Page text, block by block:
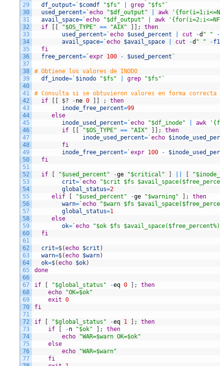
29
30
31
32
33
34
35
36
37
38
39
40
41
42
43
44
45
46
47
48
49
50
51
52
53
54
55
56
57
58
59
60
61
62
63
64
65
66
67
68
69
70
71
72
73
74
75
76
77
df_output= ` $comdf "$fs" grep "$fs" `
used_percent= ` echo "$df_output" awk
avail_space= `echo "$df_output" awk
if
"$OS_TYPE" == "AIX" ;
then
used_percent= `echo $used_percent cut -d " "
-
avail_space= ` echo $avail_space cut -d " " -f1
fi
free_percent= ` expr 100 - $used_percent `
# Obtiene los valores de INODO
df_inode= ` $inodo "$fs" grep "$fs" `
# Consulta si se obtuvieron valores en forma correcta
if
$? -ne 0 ;
then
inode_free_percent=99
else
inode_used_percent= `echo "$df_inode" awk
if
"$OS_TYPE" == "AIX" ;
then
inode_used_percent= `echo
fi
inode_free_percent= `expr 100 -
fi
if "$used_percent" -ge "$critical"
crit= `echo
"$crit $fs
global_status=2
elif
"$used_percent" -ge "$warning" ;
then
warn= ` echo
"$warn $fs
global_status=1
else
ok= `echo
"$ok $fs
fi
crit=$(echo $crit )
warn=$(echo $warn)
ok=$(echo $ok)
done
if "$global_status" -eq 0 ;
then
echo
"OK=$ok"
exit 0
fi
if "$global_status" -eq 1 ;
then
if
-n "$ok" ;
then
echo
"WAR=$warn OK=$ok"
else
echo
"WAR=$warn"
fi